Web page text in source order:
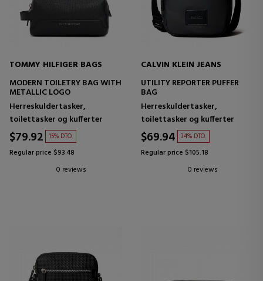
TOMMY HILFIGER BAGS
MODERN TOILETRY BAG WITH
METALLIC LOGO
Herreskuldertasker,
toilettasker og kufferter
$79.92 15% DTO.
Regular price $93.48
0 reviews
CALVIN KLEIN JEANS
UTILITY REPORTER PUFFER
BAG
Herreskuldertasker,
toilettasker og kufferter
$69.94 34% DTO.
Regular price $105.18
0 reviews